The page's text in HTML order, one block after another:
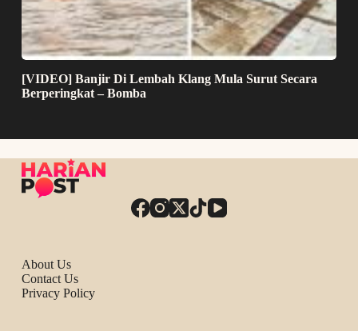
[VIDEO] Banjir Di Lembah Klang Mula Surut Secara
Berperingkat – Bomba
About Us
Contact Us
Privacy Policy